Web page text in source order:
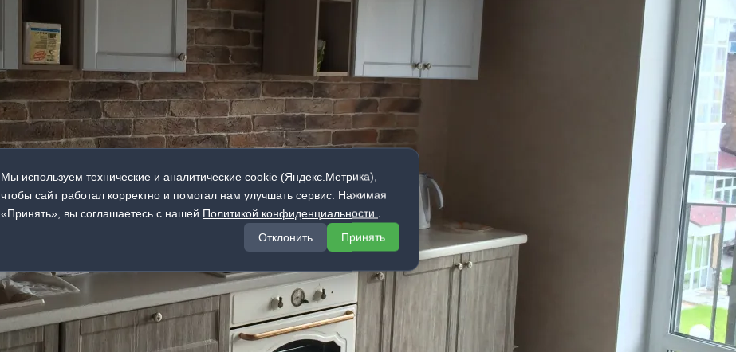
Мы используем технические и аналитические cookie (Яндекс.Метрика),
чтобы сайт работал корректно и помогал нам улучшать сервис. Нажимая
«Принять», вы соглашаетесь с нашей Политикой конфиденциальности
Отклонить
Принять